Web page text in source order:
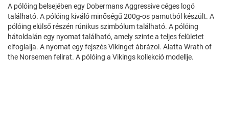
A pólóing belsejében egy Dobermans Aggressive céges logó
található. A pólóing kiváló minőségű 200g-os pamutból készült. A
pólóing elülső részén rúnikus szimbólum található. A pólóing
hátoldalán egy nyomat található, amely szinte a teljes felületet
elfoglalja. A nyomat egy fejszés Vikinget ábrázol. Alatta Wrath of
the Norsemen felirat. A pólóing a Vikings kollekció modellje.